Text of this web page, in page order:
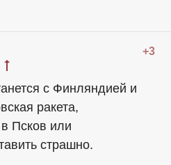
+3
с Финляндией и
ракета,
Псков или
страшно.